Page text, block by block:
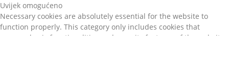
Uvijek omogućeno
Necessary cookies are absolutely essential for the website to
function properly. This category only includes cookies that
ensures basic functionalities and security features of the website.